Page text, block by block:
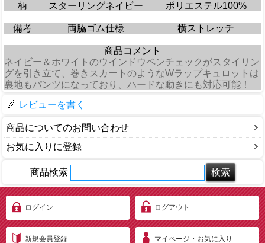
柄 スターリングネイビー ポリエステル100%
備考 両脇ゴム仕様 横ストレッチ
商品コメント
ネイビー＆ホワイトのウインドウペンチェックがスタイリン
グを引き立て、巻きスカートのようなWラップキュロットは
裏地もパンツになっており、ハードな動きにも対応可能！
レビューを書く
商品についてのお問い合わせ
お気に入りに登録
商品検索
ログイン ログアウト
新規会員登録 マイページ・お気に入り